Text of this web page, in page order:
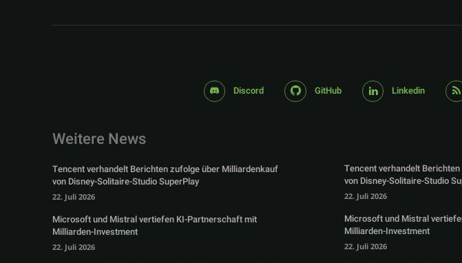
Discord GitHub Linkedin
Weitere News
Tencent verhandelt Berichten zufolge über Milliardenkauf
von Disney-Solitaire-Studio SuperPlay
22. Juli 2026
Microsoft und Mistral vertiefen KI-Partnerschaft mit
Milliarden-Investment
22. Juli 2026
Tencent verhandelt
von Disney-Solitaire-Studio
22. Juli 2026
Microsoft und Mistral
Milliarden-Investment
22. Juli 2026